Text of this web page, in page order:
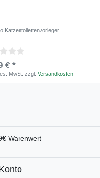
Katzentoilettenvorleger
€ *
MwSt. zzgl.Versandkosten
Warenwert